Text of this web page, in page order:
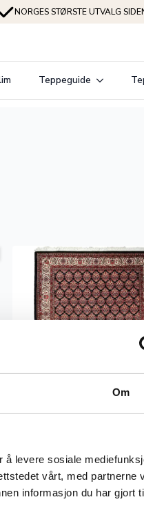
Om
levere sosiale
vårt, med partnerne
informasjon du har gjort
NORGES STØRSTE UTVALG
Teppeguide
Persisk Bidjar teppe m/
89.390kr